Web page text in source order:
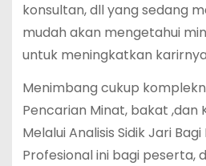
konsultan, dll yang sedang
mudah akan mengetahui
untuk meningkatkan
Menimbang cukup
Pencarian Minat, bakat ,dan
Melalui Analisis Sidik Jari
Profesional ini bagi peserta,